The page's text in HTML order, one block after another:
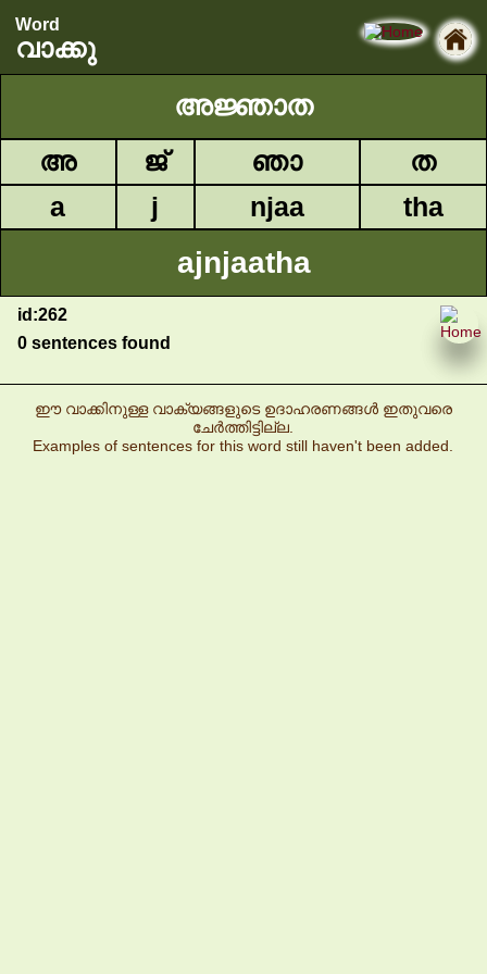
Word
വാക്കു
അജ്ഞാത
അ ജ് ഞാ
ത
a
j njaa tha
ajnjaatha
id:262
0 sentences found
ഈ വാക്കിനുള്ള വാക്യങ്ങളുടെ ഉദാഹരണങ്ങൾ ഇതുവരെ
ചേർത്തിട്ടില്ല.
Examples of sentences for this word still haven't been added.